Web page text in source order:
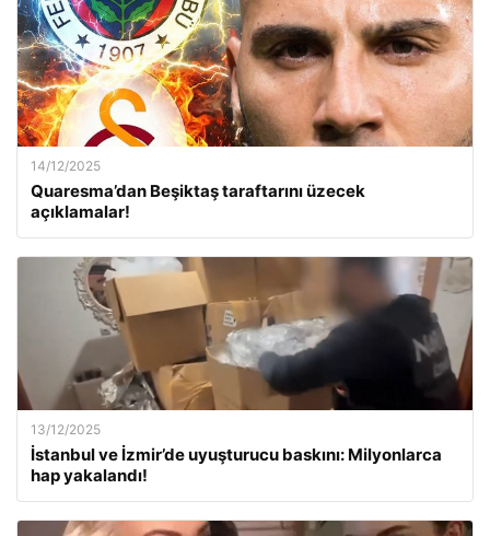
14/12/2025
Quaresma’dan Beşiktaş taraftarını üzecek
açıklamalar!
13/12/2025
İstanbul ve İzmir’de uyuşturucu baskını: Milyonlarca
hap yakalandı!